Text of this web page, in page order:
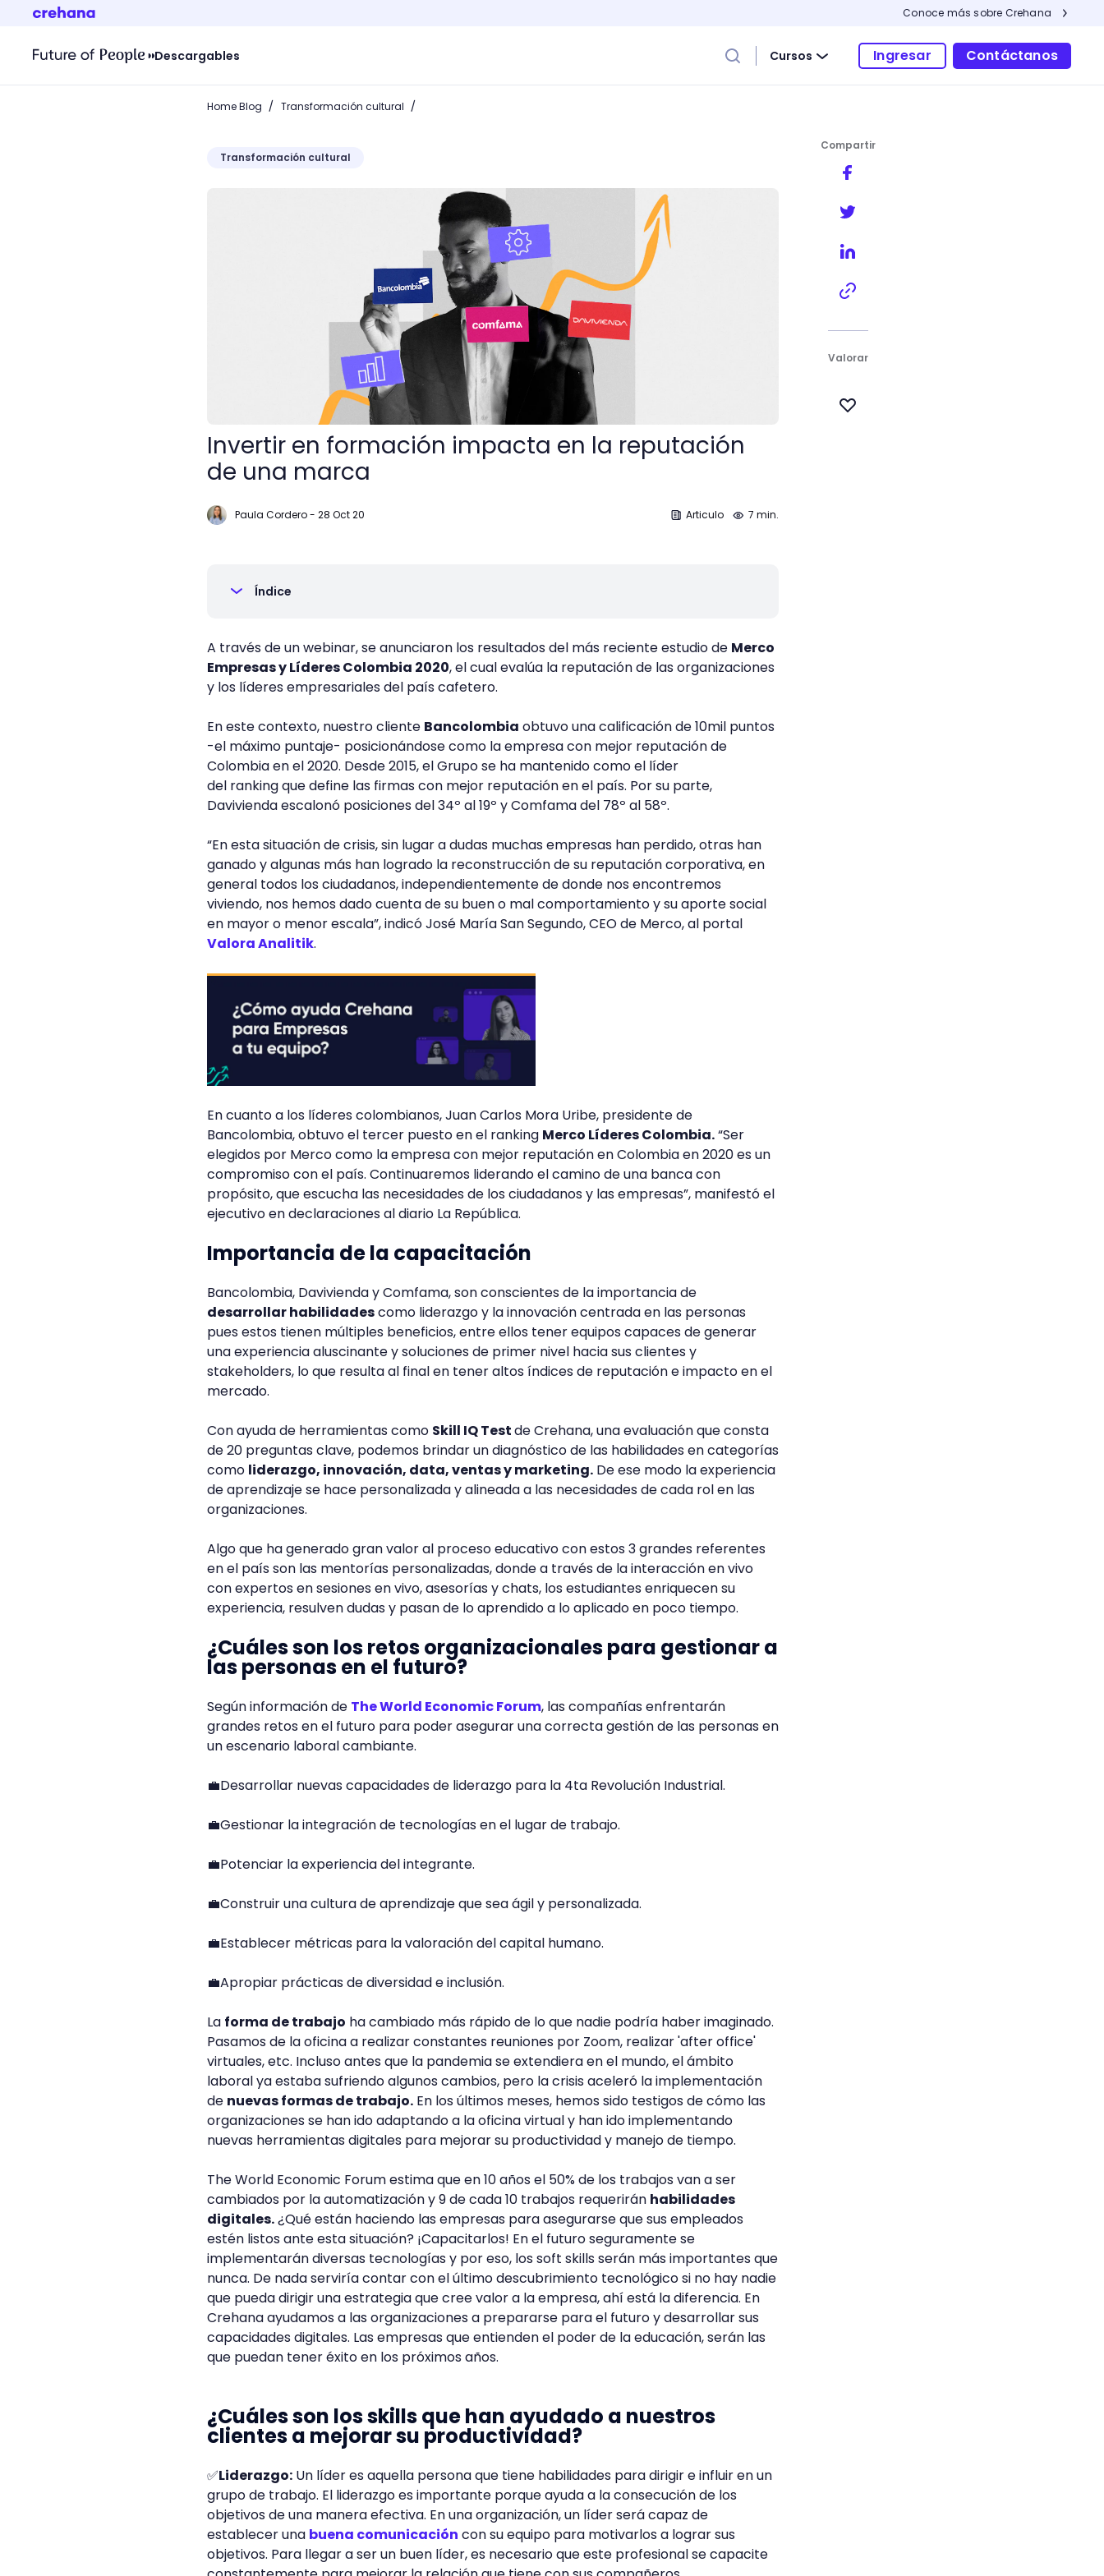
Conoce más sobre Crehana
Descargables Cursos Ingresar Contáctanos
Home Blog / Transformación cultural /
Transformación cultural
Invertir en formación impacta en la reputación de una marca
Invertir en formación impacta en la reputación
de una marca
Paula Cordero- 28 Oct 20 Articulo 7 min.
Índice
A través de un webinar, se anunciaron los resultados del más reciente estudio de Merco
Empresas y Líderes Colombia 2020, el cual evalúa la reputación de las organizaciones
y los líderes empresariales del país cafetero.
En este contexto, nuestro cliente Bancolombia obtuvo una calificación de 10mil puntos
-el máximo puntaje- posicionándose como la empresa con mejor reputación de
Colombia en el 2020. Desde 2015, el Grupo se ha mantenido como el líder
del ranking que define las firmas con mejor reputación en el país. Por su parte,
Davivienda escalonó posiciones del 34º al 19º y Comfama del 78º al 58º.
“En esta situación de crisis, sin lugar a dudas muchas empresas han perdido, otras han
ganado y algunas más han logrado la reconstrucción de su reputación corporativa, en
general todos los ciudadanos, independientemente de donde nos encontremos
viviendo, nos hemos dado cuenta de su buen o mal comportamiento y su aporte social
en mayor o menor escala”, indicó José María San Segundo, CEO de Merco, al portal
Valora Analitik.
En cuanto a los líderes colombianos, Juan Carlos Mora Uribe, presidente de
Bancolombia, obtuvo el tercer puesto en el ranking Merco Líderes Colombia.“Ser
elegidos por Merco como la empresa con mejor reputación en Colombia en 2020 es un
compromiso con el país. Continuaremos liderando el camino de una banca con
propósito, que escucha las necesidades de los ciudadanos y las empresas”, manifestó el
ejecutivo en declaraciones al diario La República.
Importancia de la capacitación
Bancolombia, Davivienda y Comfama, son conscientes de la importancia de
desarrollar habilidadescomo liderazgo y la innovación centrada en las personas
pues estos tienen múltiples beneficios, entre ellos tener equipos capaces de generar
una experiencia aluscinante y soluciones de primer nivel hacia sus clientes y
stakeholders, lo que resulta al final en tener altos índices de reputación e impacto en el
mercado.
Con ayuda de herramientas como Skill IQ Testde Crehana, una evaluación que consta
de 20 preguntas clave, podemos brindar un diagnóstico de las habilidades en categorías
como liderazgo, innovación, data, ventas y marketing. De ese modo la experiencia
de aprendizaje se hace personalizada y alineada a las necesidades de cada rol en las
organizaciones.
Algo que ha generado gran valor al proceso educativo con estos 3 grandes referentes
en el país son las mentorías personalizadas, donde a través de la interacción en vivo
con expertos en sesiones en vivo, asesorías y chats, los estudiantes enriquecen su
experiencia, resulven dudas y pasan de lo aprendido a lo aplicado en poco tiempo.
¿Cuáles son los retos organizacionales para gestionar a
las personas en el futuro?
Según información de The World Economic Forum, las compañías enfrentarán
grandes retos en el futuro para poder asegurar una correcta gestión de las personas en
un escenario laboral cambiante.
💼Desarrollar nuevas capacidades de liderazgo para la 4ta Revolución Industrial.
💼Gestionar la integración de tecnologías en el lugar de trabajo.
💼Potenciar la experiencia del integrante.
💼Construir una cultura de aprendizaje que sea ágil y personalizada.
💼Establecer métricas para la valoración del capital humano.
💼Apropiar prácticas de diversidad e inclusión.
La forma de trabajo ha cambiado más rápido de lo que nadie podría haber imaginado.
Pasamos de la oficina a realizar constantes reuniones por Zoom, realizar 'after office'
virtuales, etc. Incluso antes que la pandemia se extendiera en el mundo, el ámbito
laboral ya estaba sufriendo algunos cambios, pero la crisis aceleró la implementación
de nuevas formas de trabajo. En los últimos meses, hemos sido testigos de cómo las
organizaciones se han ido adaptando a la oficina virtual y han ido implementando
nuevas herramientas digitales para mejorar su productividad y manejo de tiempo.
The World Economic Forum estima que en 10 años el 50% de los trabajos van a ser
cambiados por la automatización y 9 de cada 10 trabajos requerirán habilidades
digitales.¿Qué están haciendo las empresas para asegurarse que sus empleados
estén listos ante esta situación? ¡Capacitarlos! En el futuro seguramente se
implementarán diversas tecnologías y por eso, los soft skills serán más importantes que
nunca. De nada serviría contar con el último descubrimiento tecnológico si no hay nadie
que pueda dirigir una estrategia que cree valor a la empresa, ahí está la diferencia. En
Crehana ayudamos a las organizaciones a prepararse para el futuro y desarrollar sus
capacidades digitales. Las empresas que entienden el poder de la educación, serán las
que puedan tener éxito en los próximos años.
¿Cuáles son los skills que han ayudado a nuestros
clientes a mejorar su productividad?
✅Liderazgo: Un líder es aquella persona que tiene habilidades para dirigir e influir en un
grupo de trabajo. El liderazgo es importante porque ayuda a la consecución de los
objetivos de una manera efectiva. En una organización, un líder será capaz de
establecer una buena comunicación con su equipo para motivarlos a lograr sus
objetivos. Para llegar a ser un buen líder, es necesario que este profesional se capacite
Compartir
Valorar